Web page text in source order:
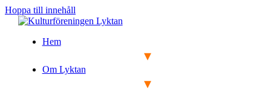
Hoppa till innehåll
Hem
Om Lyktan